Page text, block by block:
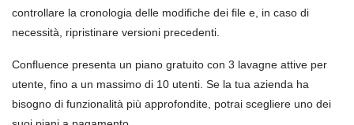
controllare la cronologia delle modifiche dei file e, in caso di
necessità, ripristinare versioni precedenti.
Confluence presenta un piano gratuito con 3 lavagne attive per
utente, fino a un massimo di 10 utenti. Se la tua azienda ha
bisogno di funzionalità più approfondite, potrai scegliere uno dei